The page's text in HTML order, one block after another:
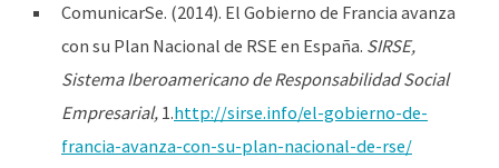
ComunicarSe. (2014). El Gobierno de Francia avanza
con su Plan Nacional de RSE en España. SIRSE,
Sistema Iberoamericano de Responsabilidad Social
Empresarial, 1.http://sirse.info/el-gobierno-de-
francia-avanza-con-su-plan-nacional-de-rse/